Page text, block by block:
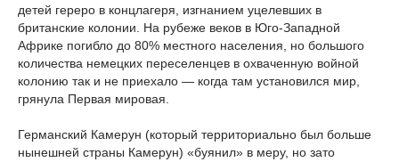
детей гереро в концлагеря, изгнанием уцелевших в
британские колонии. На рубеже веков в Юго-Западной
Африке погибло до 80% местного населения, но большого
количества немецких переселенцев в охваченную войной
колонию так и не приехало — когда там установился мир,
грянула Первая мировая.
Германский Камерун (который территориально был больше
нынешней страны Камерун) «буянил» в меру, но зато